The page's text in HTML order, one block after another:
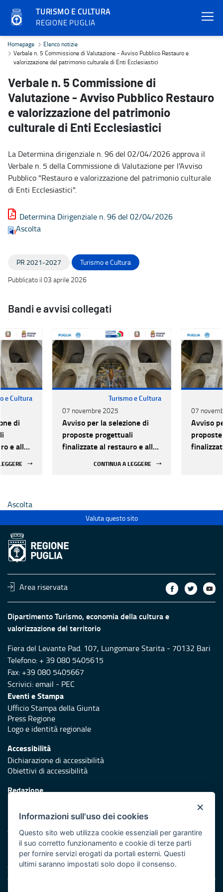
TURISMO E CULTURA
REGIONE PUGLIA
Verbale n. 5 Commissione di Valutazione - Avviso Pubblico
Homepage
Elenco notizie
Verbale n. 5 Commissione di Valutazione - Avviso Pubblico Restauro e
valorizzazione del patrimonio culturale di Enti Ecclesiastici
Verbale n. 5 Commissione di
Valutazione - Avviso Pubblico Restauro
e valorizzazione del patrimonio
culturale di Enti Ecclesiastici
La Determina dirigenziale n. 96 del 02/04/2026 approva il
Verbale n. 5 della Commissione di Valutazione per l'Avviso
Pubblico "Restauro e valorizzazione del patrimonio culturale
di Enti Ecclesiastici".
Determina Dirigenziale n. 96 del 02/04/2026
Ascolta
PR 2021-2027
Turismo e Cultura
Pubblicato il 03 aprile 2026
Bandi e avvisi collegati
e Cultura
di
e alla
Turismo e Cultura
07 novembre 2025
Avviso per la selezione di
proposte progettuali
finalizzate al restauro e alla
CONTINUA A LEGGERE
07
Avviso
Ascolta
Valuta questo sito
Area riservata
Dipartimento Turismo, economia della cultura e
valorizzazione del territorio
Fiera del Levante Pad. 107, Lungomare Starita - 70132 Bari
Telefono: + 39 080 5405615
Fax: +39 080 5405667
Scrivici:email - PEC
Eventi e Stampa
Ufficio Stampa della Giunta
Press Regione
Logo e identità regionale
Accessibilità
Dichiarazione di accessibilità
Obiettivi di accessibilità
Redazione
Protezione civile
Vai al sito di Protezione Civile Puglia
Iniziativa finanziata con risorse del POR Puglia 2014/2020 -
Asse XI
×
Informazioni sull'uso dei cookies
Questo sito web utilizza cookie essenziali per garantire
il suo corretto funzionamento e cookie di terze parti
per fornire servizi erogati da portali esterni. Questi
ultimi saranno impostati solo dopo il consenso.